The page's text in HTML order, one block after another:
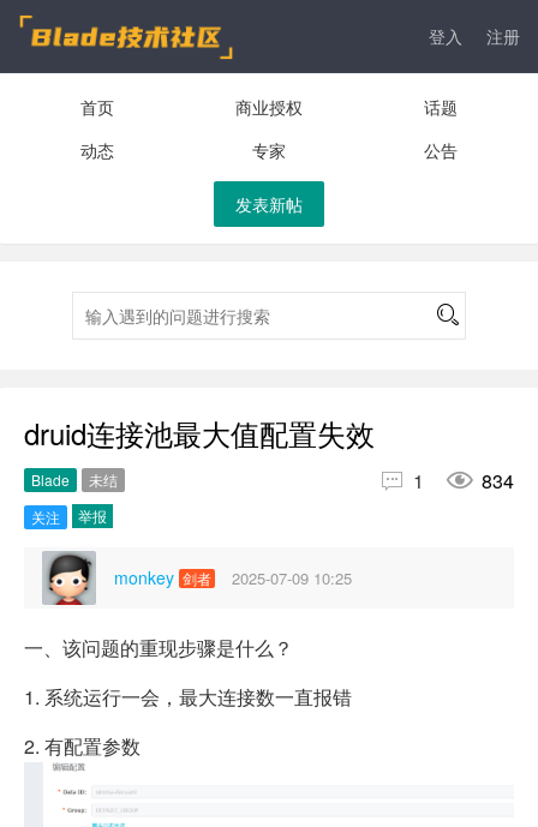
登入 注册
首页 商业授权
话题
动态
专家 公告
发表新帖
druid连接池最大值配置失效
Blade
未结
关注
举报
 1  834
monkey 剑者 2025-07-09 10:25
一、该问题的重现步骤是什么？
1. 系统运行一会，最大连接数一直报错
2. 有配置参数